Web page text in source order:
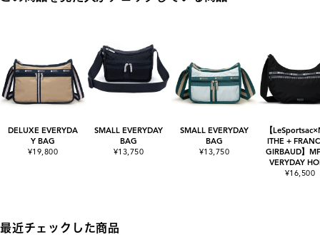
DELUXE EVERYDA
Y BAG
¥19,800
SMALL EVERYDAY
BAG
¥13,750
SMALL EVERYDAY
BAG
¥13,750
【
ITHE +
GIRBAUD】
VERYDAY
¥16,500
最近チェックした商品